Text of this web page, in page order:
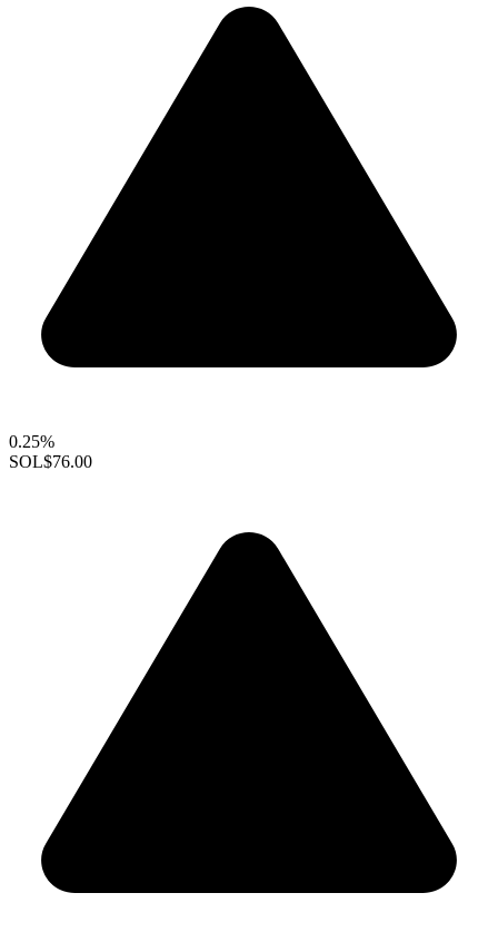
0.25%
SOL$76.00